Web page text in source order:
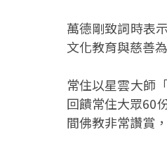
萬德剛致詞時表
文化教育與慈善
常住以星雲大師
回饋常住大眾60
間佛教非常讚賞